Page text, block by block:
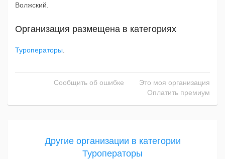
Волжский.
Организация размещена в категориях
Туроператоры
Сообщить об ошибке
Это моя организация
Оплатить премиум
Другие организации в категории
Туроператоры